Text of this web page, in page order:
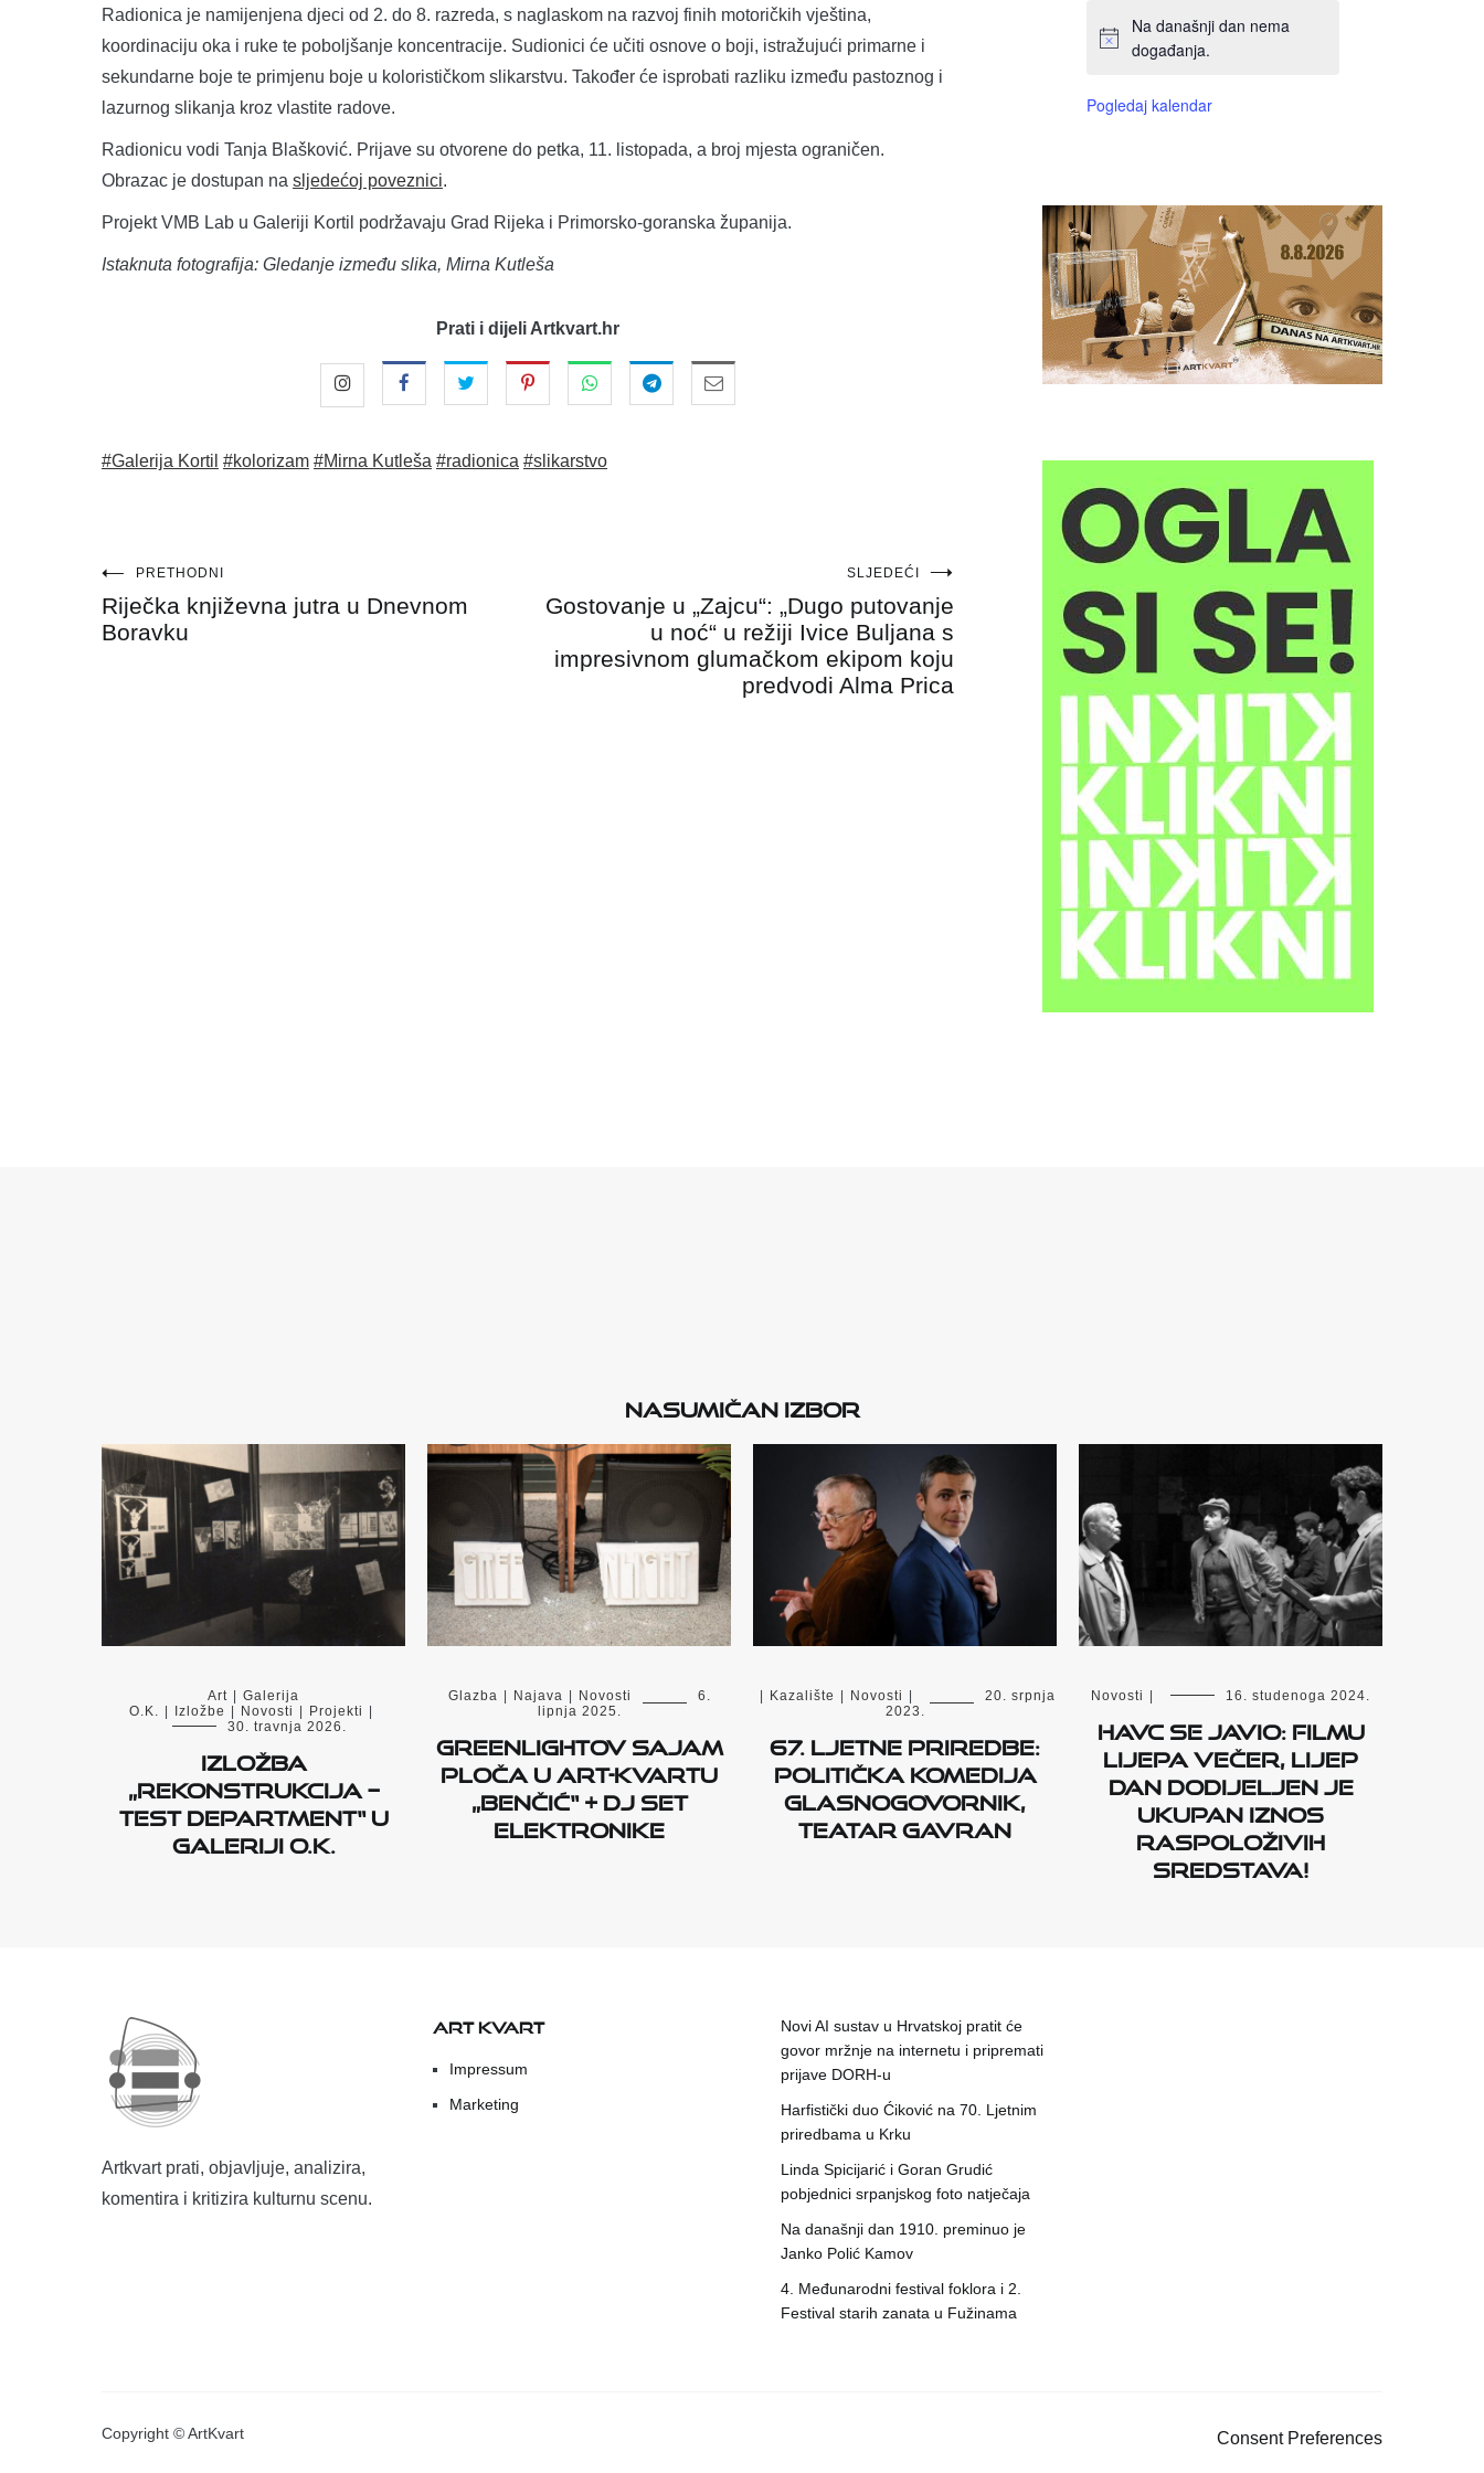
Radionica je namijenjena djeci od 2. do 8. razreda, s naglaskom na razvoj finih motoričkih vještina,
koordinaciju oka i ruke te poboljšanje koncentracije. Sudionici će učiti osnove o boji, istražujući primarne i
sekundarne boje te primjenu boje u kolorističkom slikarstvu. Također će isprobati razliku između pastoznog i
lazurnog slikanja kroz vlastite radove.
Radionicu vodi Tanja Blašković. Prijave su otvorene do petka, 11. listopada, a broj mjesta ograničen.
Obrazac je dostupan na sljedećoj poveznici.
Projekt VMB Lab u Galeriji Kortil podržavaju Grad Rijeka i Primorsko-goranska županija.
Istaknuta fotografija: Gledanje između slika, Mirna Kutleša
Prati i dijeli Artkvart.hr
#Galerija Kortil #kolorizam #Mirna Kutleša #radionica #slikarstvo
Navigacija
objava
PRETHODNI
Riječka književna jutra u Dnevnom
Boravku
SLJEDEĆI
Gostovanje u „Zajcu“: „Dugo putovanje
u noć“ u režiji Ivice Buljana s
impresivnom glumačkom ekipom koju
predvodi Alma Prica
Na današnji dan nema
događanja.
Pogledaj kalendar
Nasumičan izbor
Art
Galerija
O.K.
Izložbe Novosti Projekti
30. travnja 2026.
Izložba
„Rekonstrukcija –
Test Department“ u
Galeriji O.K.
Glazba Najava Novosti
6.
lipnja 2025.
Greenlightov sajam
ploča u art-kvartu
„Benčić“ + DJ set
elektronike
Kazalište Novosti
20. srpnja
2023.
67. Ljetne priredbe:
Politička komedija
Glasnogovornik,
Teatar Gavran
Novosti | 16. studenoga 2024.
HAVC SE JAVIO: FILMU
LIJEPA VEČER, LIJEP
DAN DODIJELJEN JE
UKUPAN IZNOS
RASPOLOŽIVIH
SREDSTAVA!
Artkvart prati, objavljuje, analizira,
komentira i kritizira kulturnu scenu.
ART KVART
Impressum
Marketing
Novi AI sustav u Hrvatskoj pratit će
govor mržnje na internetu i pripremati
prijave DORH-u
Harfistički duo Ćiković na 70. Ljetnim
priredbama u Krku
Linda Spicijarić i Goran Grudić
pobjednici srpanjskog foto natječaja
Na današnji dan 1910. preminuo je
Janko Polić Kamov
4. Međunarodni festival foklora i 2.
Festival starih zanata u Fužinama
Copyright © ArtKvart Consent Preferences